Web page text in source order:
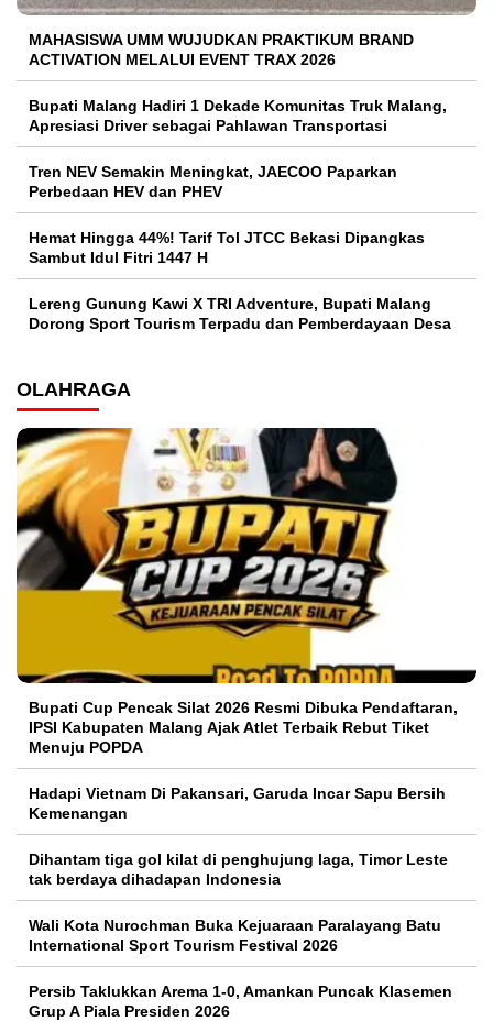
MAHASISWA UMM WUJUDKAN PRAKTIKUM BRAND
ACTIVATION MELALUI EVENT TRAX 2026
Bupati Malang Hadiri 1 Dekade Komunitas Truk Malang,
Apresiasi Driver sebagai Pahlawan Transportasi
Tren NEV Semakin Meningkat, JAECOO Paparkan
Perbedaan HEV dan PHEV
Hemat Hingga 44%! Tarif Tol JTCC Bekasi Dipangkas
Sambut Idul Fitri 1447 H
Lereng Gunung Kawi X TRI Adventure, Bupati Malang
Dorong Sport Tourism Terpadu dan Pemberdayaan Desa
OLAHRAGA
Bupati Cup Pencak Silat 2026 Resmi Dibuka Pendaftaran,
IPSI Kabupaten Malang Ajak Atlet Terbaik Rebut Tiket
Menuju POPDA
Hadapi Vietnam Di Pakansari, Garuda Incar Sapu Bersih
Kemenangan
Dihantam tiga gol kilat di penghujung laga, Timor Leste
tak berdaya dihadapan Indonesia
Wali Kota Nurochman Buka Kejuaraan Paralayang Batu
International Sport Tourism Festival 2026
Persib Taklukkan Arema 1-0, Amankan Puncak Klasemen
Grup A Piala Presiden 2026